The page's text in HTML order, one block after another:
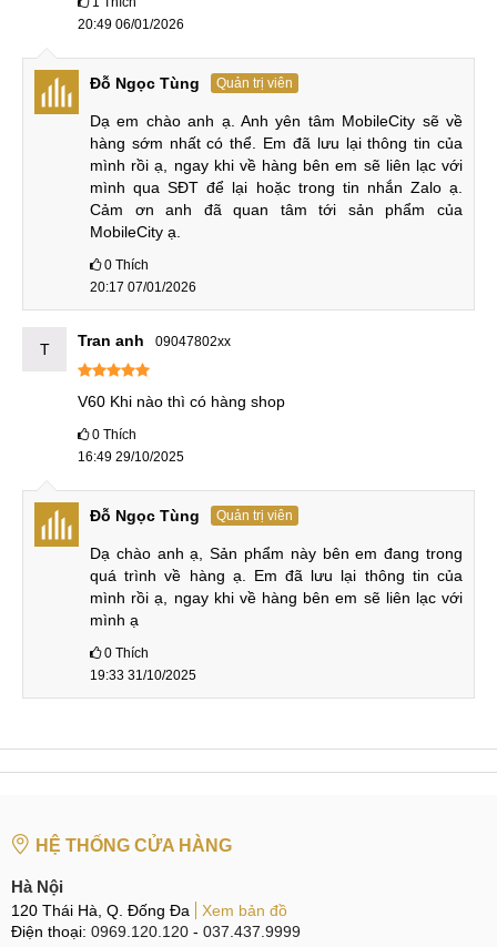
Vivo V60 có RAM 8-16GB & Bộ nhớ trong 128-512GB
bằng UFS 3.1 nhưng vẫn đủ cho các tác vụ hằng ngày như
khởi động app và truyền file. Đây là sự kết hợp cân bằng,
vừa đảm bảo hiệu năng ổn định, vừa giữ giá thành hợp lý
trên dòng Vivo V60.
So sánh Vivo V60
nào? Liệu có hơn mẫu Honor 400 vốn đang được đông đảo
người dùng quan tâm.
Vivo V60 vs Vivo V50
biệt đến từ cụm camera, Vivo V60 trông gọn gàng và hiện
Cả hai đều sở hữu tấm nền AMOLED 1 tỷ màu cong nhẹ
đều 4 cạnh, 4 góc. Nhưng màn hình V60 có độ sáng cao
hơn, dẫn đến việc sử dụng ngoài trời tốt hơn.
So sánh Vivo V60 vs Vivo V50
Snapdragon 7 Gen 4 cũng giúp V60 mạnh mẽ hơn
Snapdragon 7 Gen 3 của V50.
hữu viên pin 6500mAh cho thời gian sử dụng lâu hơn nhiều
Vivo V60 vs Honor 400
20:49 06/01/2026
Đỗ Ngọc Tùng Quản trị viên
Dạ em chào anh ạ. Anh yên tâm MobileCity sẽ về
hàng sớm nhất có thể. Em đã lưu lại thông tin của
mình rồi ạ, ngay khi về hàng bên em sẽ liên lạc với
mình qua SĐT để lại hoặc trong tin nhắn Zalo ạ.
Cảm ơn anh đã quan tâm tới sản phẩm của
MobileCity ạ.
0 Thích
20:17 07/01/2026
T Tran anh 09047802xx
V60 Khi nào thì có hàng shop
0 Thích
16:49 29/10/2025
Đỗ Ngọc Tùng Quản trị viên
Dạ chào anh ạ, Sản phẩm này bên em đang trong
quá trình về hàng ạ. Em đã lưu lại thông tin của
mình rồi ạ, ngay khi về hàng bên em sẽ liên lạc với
mình ạ
0 Thích
19:33 31/10/2025
HỆ THỐNG CỬA HÀNG
Hà Nội
120 Thái Hà, Q. Đống Đa
Xem bản đồ
Điện thoại: 0969.120.120 - 037.437.9999